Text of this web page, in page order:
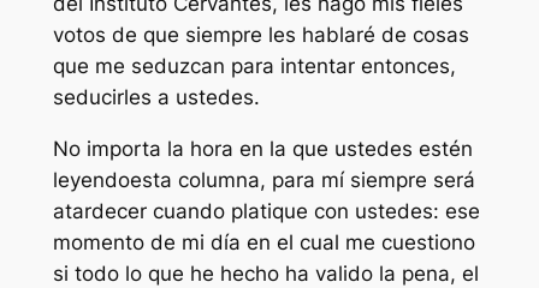
votos de que siempre les hablaré de cosas
que me seduzcan para intentar entonces,
seducirles a ustedes.
No importa la hora en la que ustedes estén
leyendoesta columna, para mí siempre será
atardecer cuando platique con ustedes: ese
momento de mi día en el cual me cuestiono
si todo lo que he hecho ha valido la pena, el